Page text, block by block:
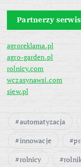
Partnerzy
agroreklama.pl
agro-garden.pl
rolnicy.com
wczasynawsi.com
siew.pl
automatyzacja
innowacje
rolnicy